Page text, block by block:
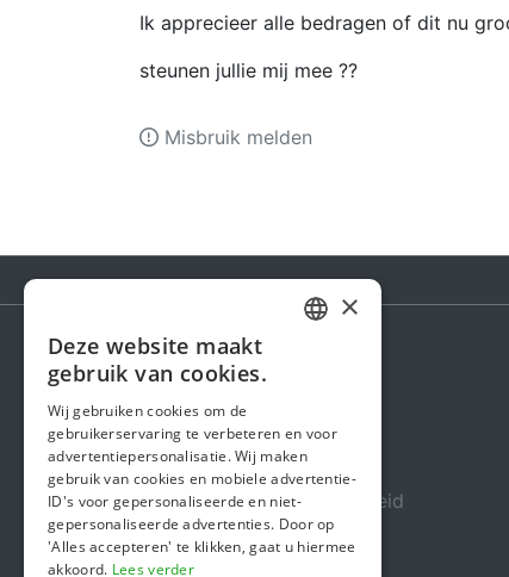
Ik apprecieer alle bedragen of dit nu
steunen jullie mij mee ??
Misbruik melden
Steunactie
Over ons
In de media
Veiligheid & Betrouwbaarheid
Algemene voorwaarden
ENGLISH
×
Deze website maakt
gebruik van cookies.
Wij gebruiken cookies om de
gebruikerservaring te verbeteren en voor
advertentiepersonalisatie. Wij maken
gebruik van cookies en mobiele advertentie-
ID's voor gepersonaliseerde en niet-
gepersonaliseerde advertenties. Door op
'Alles accepteren' te klikken, gaat u hiermee
akkoord. Lees verder